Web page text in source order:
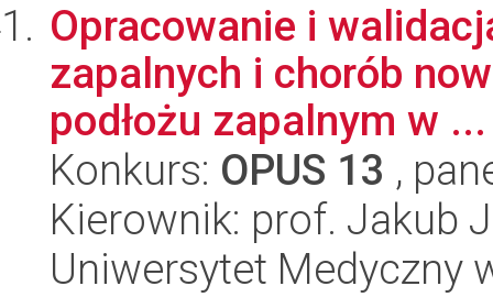
Opracowanie i
zapalnych i chorób
podłożu zapalnym w ...
Konkurs: OPUS 13 ,
Kierownik: prof. Jakub
Uniwersytet Medyczny